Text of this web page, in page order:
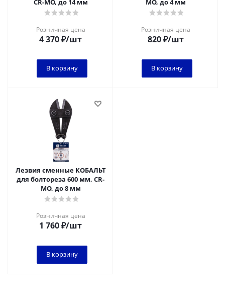
CR-MO, до 14 мм
Розничная цена
4 370₽/шт
В корзину
MO, до 4 мм
Розничная цена
820₽/шт
В корзину
Лезвия сменные КОБАЛЬТ
для болтореза 600 мм, CR-
MO, до 8 мм
Розничная цена
1 760₽/шт
В корзину